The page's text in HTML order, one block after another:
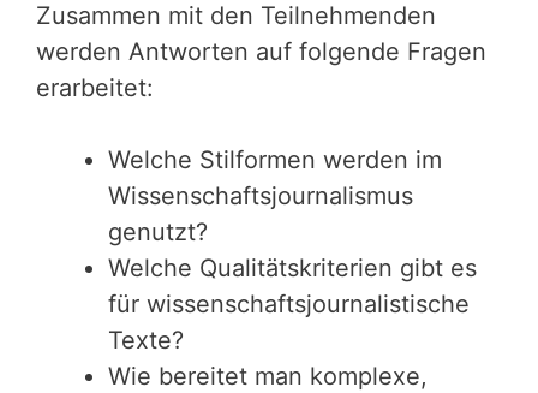
Zusammen mit den Teilnehmenden
werden Antworten auf folgende Fragen
erarbeitet:
Welche Stilformen werden im
Wissenschaftsjournalismus
genutzt?
Welche Qualitätskriterien gibt es
für wissenschaftsjournalistische
Texte?
Wie bereitet man komplexe,